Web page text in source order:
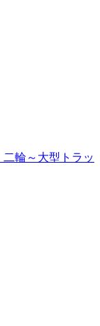
輪～大型トラッ